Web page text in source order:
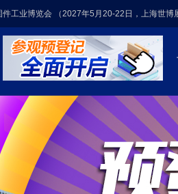
工业博览会 （2027年5月20-22日，上海世博